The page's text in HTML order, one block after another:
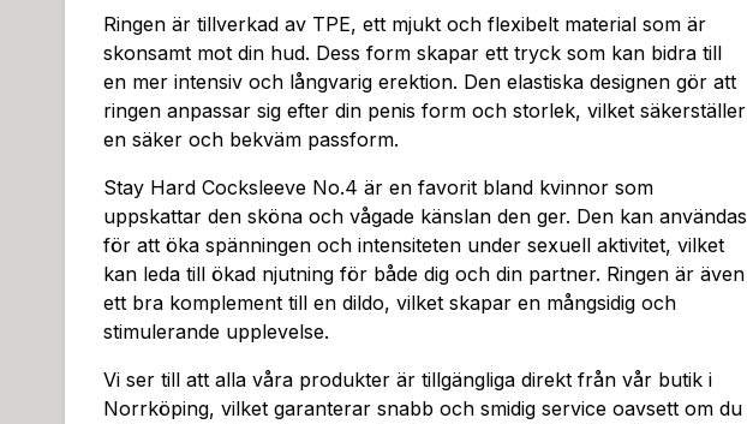
Ringen är tillverkad av TPE, ett mjukt och flexibelt material som är
skonsamt mot din hud. Dess form skapar ett tryck som kan bidra till
en mer intensiv och långvarig erektion. Den elastiska designen gör att
ringen anpassar sig efter din penis form och storlek, vilket säkerställer
en säker och bekväm passform.
Stay Hard Cocksleeve No.4 är en favorit bland kvinnor som
uppskattar den sköna och vågade känslan den ger. Den kan användas
för att öka spänningen och intensiteten under sexuell aktivitet, vilket
kan leda till ökad njutning för både dig och din partner. Ringen är även
ett bra komplement till en dildo, vilket skapar en mångsidig och
stimulerande upplevelse.
Vi ser till att alla våra produkter är tillgängliga direkt från vår butik i
Norrköping, vilket garanterar snabb och smidig service oavsett om du